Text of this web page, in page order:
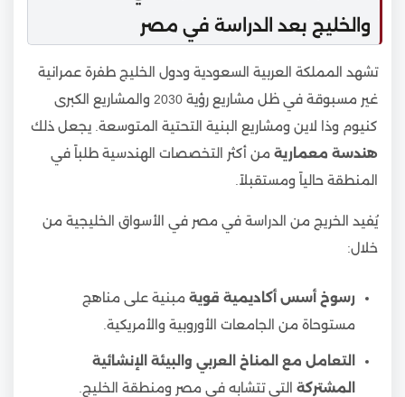
والخليج بعد الدراسة في مصر
تشهد المملكة العربية السعودية ودول الخليج طفرة عمرانية
غير مسبوقة في ظل مشاريع رؤية 2030 والمشاريع الكبرى
كنيوم وذا لاين ومشاريع البنية التحتية المتوسعة. يجعل ذلك
هندسة معمارية من أكثر التخصصات الهندسية طلباً في
المنطقة حالياً ومستقبلاً.
يُفيد الخريج من الدراسة في مصر في الأسواق الخليجية من
خلال:
رسوخ أسس أكاديمية قوية مبنية على مناهج
مستوحاة من الجامعات الأوروبية والأمريكية.
التعامل مع المناخ العربي والبيئة الإنشائية
المشتركة التي تتشابه في مصر ومنطقة الخليج.